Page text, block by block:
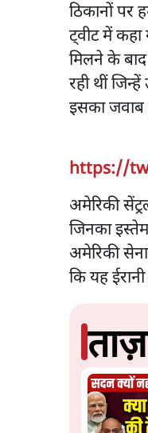
ठिकानों पर
ट्वीट में कहा
मिलने के बाद
रही थीं
इसका जवाब
https://
अमेरिकी
जिनका
अमेरिकी
कि यह